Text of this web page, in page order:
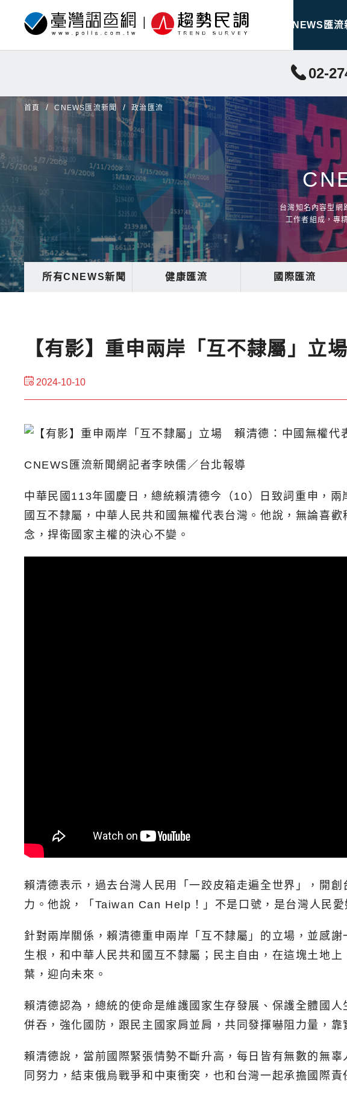
CNEWS匯流
02-
首頁 CNEWS匯流新聞 政治匯流
台灣知名內容型網
工作者組成，專
所有CNEWS新聞 健康匯流 國際匯流
【有影】重申兩岸「互不隸屬」
2024-10-10
CNEWS匯流新聞網記者李映儒／台北報導
中華民國113年國慶日，總統賴清德今（10）日致詞重申，
國互不隸屬，中華人民共和國無權代表台灣。他說，無論喜
念，捍衛國家主權的決心不變。
賴清德表示，過去台灣人民用「一跤皮箱走遍全世界」，開
力。他說，「Taiwan Can Help！」不是口號，是台灣人民愛
針對兩岸關係，賴清德重申兩岸「互不隸屬」的立場，並感
生根，和中華人民共和國互不隸屬；民主自由，在這塊土地
葉，迎向未來。
賴清德認為，總統的使命是維護國家生存發展、保護全體國
併吞，強化國防，跟民主國家肩並肩，共同發揮嚇阻力量，
賴清德說，當前國際緊張情勢不斷升高，每日皆有無數的無
同努力，結束俄烏戰爭和中東衝突，也和台灣一起承擔國際